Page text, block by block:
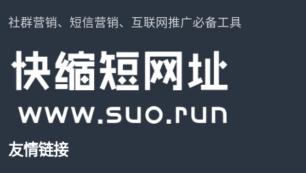
社群营销、短信营销、互联网推广必备工具
友情链接